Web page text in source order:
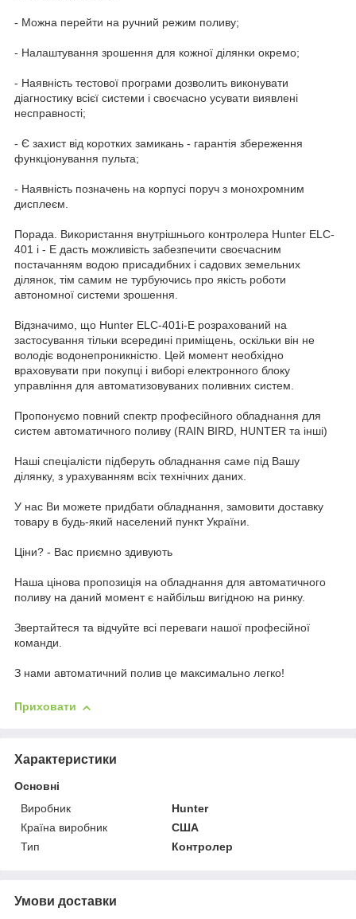
- Можна перейти на ручний режим поливу;
- Налаштування зрошення для кожної ділянки окремо;
- Наявність тестової програми дозволить виконувати
діагностику всієї системи і своєчасно усувати виявлені
несправності;
- Є захист від коротких замикань - гарантія збереження
функціонування пульта;
- Наявність позначень на корпусі поруч з монохромним
дисплеєм.
Порада. Використання внутрішнього контролера Hunter ELC-
401 i - E дасть можливість забезпечити своєчасним
постачанням водою присадибних і садових земельних
ділянок, тім самим не турбуючись про якість роботи
автономної системи зрошення.
Відзначимо, що Hunter ELC-401i-E розрахований на
застосування тільки всередині приміщень, оскільки він не
володіє водонепроникністю. Цей момент необхідно
враховувати при покупці і виборі електронного блоку
управління для автоматизовуваних поливних систем.
Пропонуємо повний спектр професійного обладнання для
систем автоматичного поливу (RAIN BIRD, HUNTER та інші)
Наші спеціалісти підберуть обладнання саме під Вашу
ділянку, з урахуванням всіх технічних даних.
У наc Ви можете придбати обладнання, замовити доставку
товару в будь-який населений пункт України.
Ціни? - Вас приємно здивують
Наша цінова пропозиція на обладнання для автоматичного
поливу на даний момент є найбільш вигідною на ринку.
Звертайтеся та відчуйте всі переваги нашої професійної
команди.
З нами автоматичний полив це максимально легко!
Приховати
Характеристики
Основні
Виробник
Hunter
Країна виробник
США
Тип
Контролер
Умови доставки